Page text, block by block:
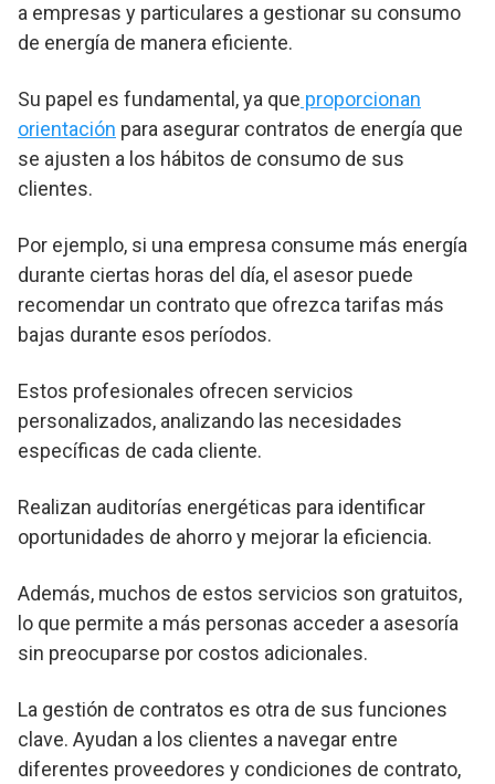
a empresas y particulares a gestionar su consumo
de energía de manera eficiente.
Su papel es fundamental, ya que proporcionan
orientación para asegurar contratos de energía que
se ajusten a los hábitos de consumo de sus
clientes.
Por ejemplo, si una empresa consume más energía
durante ciertas horas del día, el asesor puede
recomendar un contrato que ofrezca tarifas más
bajas durante esos períodos.
Estos profesionales ofrecen servicios
personalizados, analizando las necesidades
específicas de cada cliente.
Realizan auditorías energéticas para identificar
oportunidades de ahorro y mejorar la eficiencia.
Además, muchos de estos servicios son gratuitos,
lo que permite a más personas acceder a asesoría
sin preocuparse por costos adicionales.
La gestión de contratos es otra de sus funciones
clave. Ayudan a los clientes a navegar entre
diferentes proveedores y condiciones de contrato,